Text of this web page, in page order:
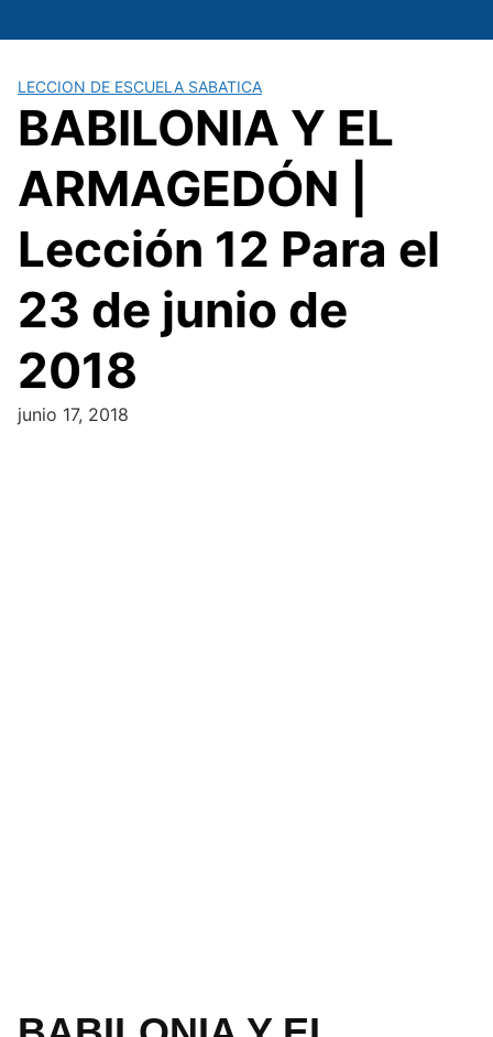
al
LECCION DE ESCUELA SABATICA
BABILONIA Y EL
ARMAGEDÓN |
Lección 12 Para el
23 de junio de
2018
junio 17, 2018